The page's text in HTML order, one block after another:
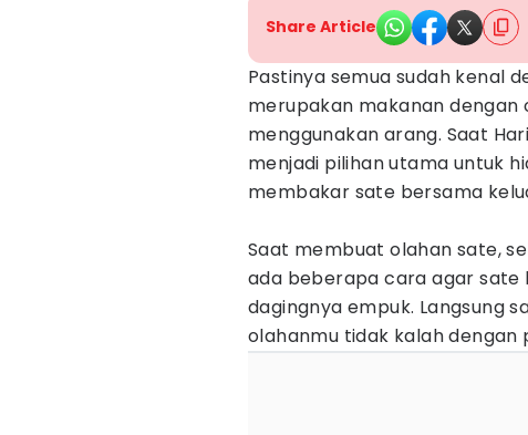
Share Article
Pastinya semua sudah kenal
merupakan makanan dengan
menggunakan arang. Saat
menjadi pilihan utama untuk
membakar sate bersama
Saat membuat olahan sate,
ada beberapa cara agar
dagingnya empuk. Langsung
olahanmu tidak kalah dengan